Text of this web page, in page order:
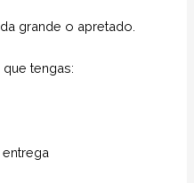
grande o apretado.
tengas: